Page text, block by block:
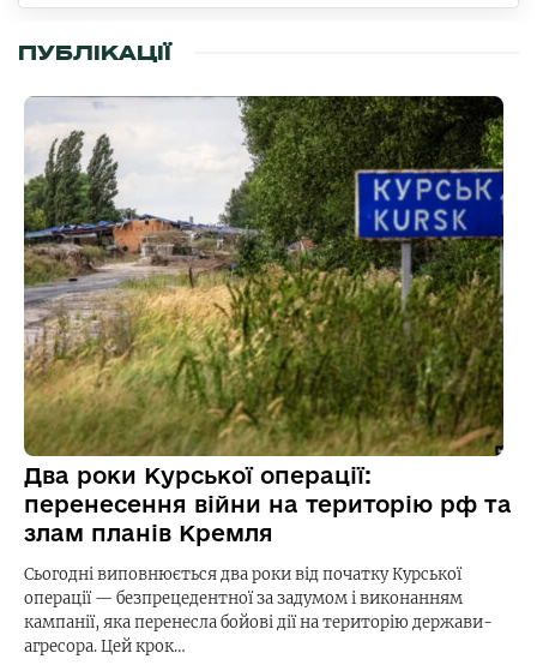
ПУБЛІКАЦІЇ
Два роки Курської операції:
перенесення війни на територію рф та
злам планів Кремля
Сьогодні виповнюється два роки від початку Курської
операції — безпрецедентної за задумом і виконанням
кампанії, яка перенесла бойові дії на територію держави-
агресора. Цей крок…